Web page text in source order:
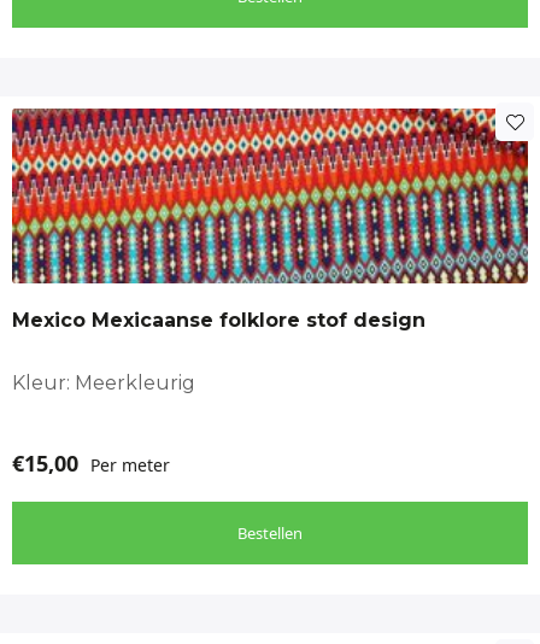
Of je nu een camperliefhebber
bent of gewoon houdt van nostalgie: deze stof
project een eyecatcher. Inspiratie nodig?Maak een
strandtas met road-trip-thema, een kussen voor je
camperbank of een wandkleed dat je interieur
laat glimlachen. De mogelijkheden zijn eindeloos!
Meer stoffen met Volkswagen busjes zien klik op
onderstaande link https://makomastoffen.nl/product-
category/deco-interieur-stof/?filters=product_cat[191]
Facebook https://www.facebook.com/Makomastoffen
Mexico Mexicaanse folklore stof design
Kleur: Meerkleurig
€15,00 Per meter
Bestellen